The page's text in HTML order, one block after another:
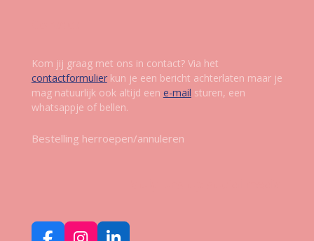
Kom jij graag met ons in contact? Via het
contactformulierkun je een bericht achterlaten maar je
mag natuurlijk ook altijd een e-mail sturen, een
whatsappje of bellen.
Bestelling herroepen/annuleren